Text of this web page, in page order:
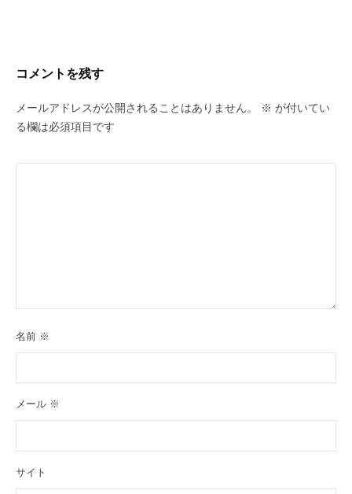
コメントを残す
メールアドレスが公開されることはありません。 ※ が付いてい
る欄は必須項目です
名前 ※
メール ※
サイト